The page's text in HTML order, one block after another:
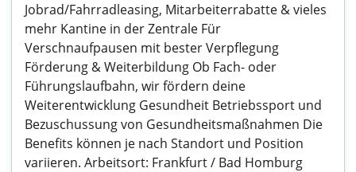
Jobrad/Fahrradleasing, Mitarbeiterrabatte & vieles
mehr Kantine in der Zentrale Für
Verschnaufpausen mit bester Verpflegung
Förderung & Weiterbildung Ob Fach- oder
Führungslaufbahn, wir fördern deine
Weiterentwicklung Gesundheit Betriebssport und
Bezuschussung von Gesundheitsmaßnahmen Die
Benefits können je nach Standort und Position
variieren. Arbeitsort: Frankfurt / Bad Homburg